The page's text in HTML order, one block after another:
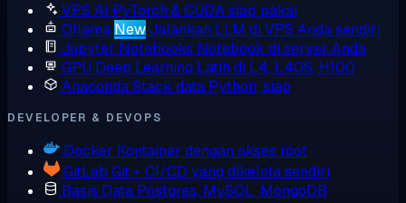
VPS AI PyTorch & CUDA siap pakai
Ollama NewJalankan LLM di VPS Anda sendiri
Jupyter Notebooks Notebook di server Anda
GPU Deep Learning Latih di L4, L40S, H100
AnacondaStack data Python, siap
DEVELOPER & DEVOPS
Docker Kontainer dengan akses root
GitLab Git + CI/CD yang dikelola sendiri
Basis Data Postgres, MySQL, MongoDB